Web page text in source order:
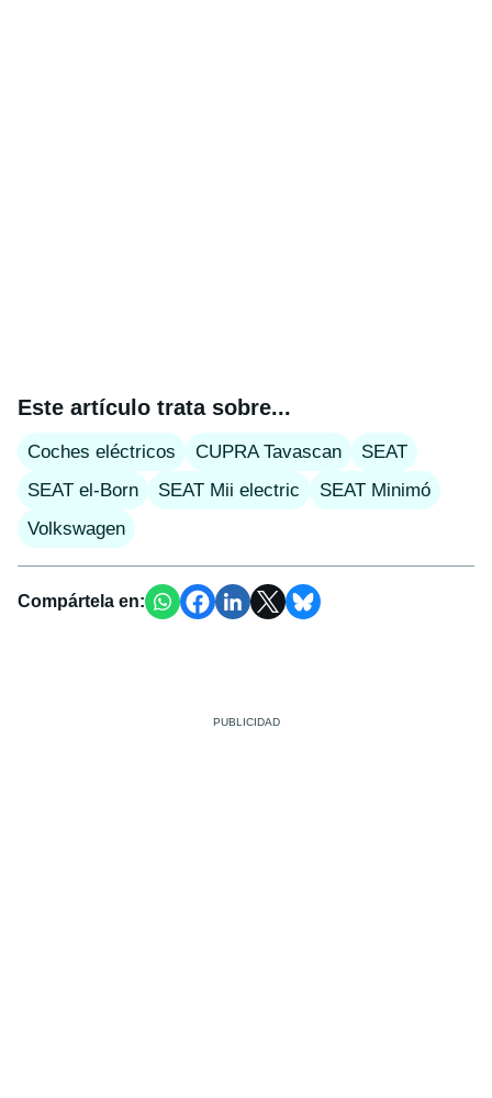
Este artículo trata sobre...
Coches eléctricos CUPRA Tavascan
SEAT
SEAT el-Born
SEAT Mii electric
SEAT Minimó
Volkswagen
Compártela en: